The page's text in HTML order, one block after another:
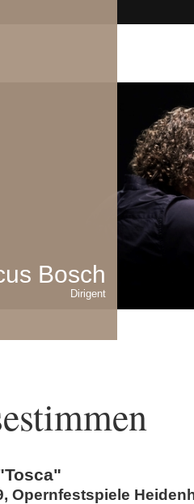
Bosch
Dirigent
Opernfestspiele